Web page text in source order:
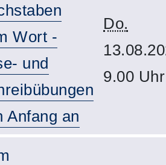
Wort -
und
Anfang an
Do.
9.00 Uhr